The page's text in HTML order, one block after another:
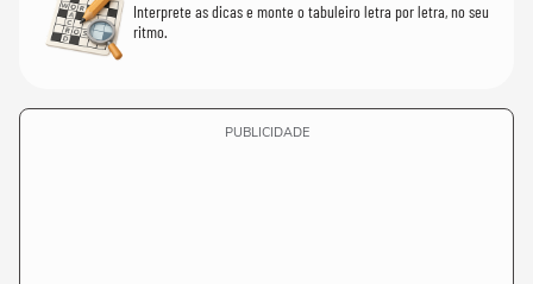
Interprete as dicas e monte o tabuleiro letra por letra, no seu
ritmo.
PUBLICIDADE